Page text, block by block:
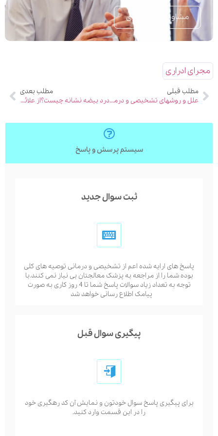
مشاوره تلفنی فوری
مجرای ادراری
مطلب قبلی
علل و روشهای تشخیصی و درمان های ناتوانی جنسی مردان
مطلب بعدی
درد بیضه نشانه چیست؟از علائم ساده تا هشدار های خطرناک
سیستم پرسش و پاسخ
ثبت سوال جدید
پاسخ های ارایه شده اعم از تشخیصی و درمانی توصیه های کلی
بوده شما را از مراجعه به پزشک معالجتان بی نیاز نمی کنند.با
توجه به تعداد زیاد سوالات پاسخ شما تا 4 روز کاری به صورت
پیامک اطلاع رسانی خواهد شد
پیگیری سوال قبل
برای پیگیری پاسخ سوال خودتون و نمایش آن کد رهگیری خود
را در این قسمت وارد کنید.